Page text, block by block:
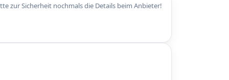
zur Sicherheit nochmals die Details beim Anbieter!